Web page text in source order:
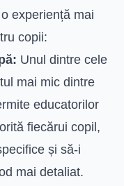
experiență mai
copii:
Unul dintre cele
mai mic dintre
educatorilor
fiecărui copil,
și să-i
mai detaliat.